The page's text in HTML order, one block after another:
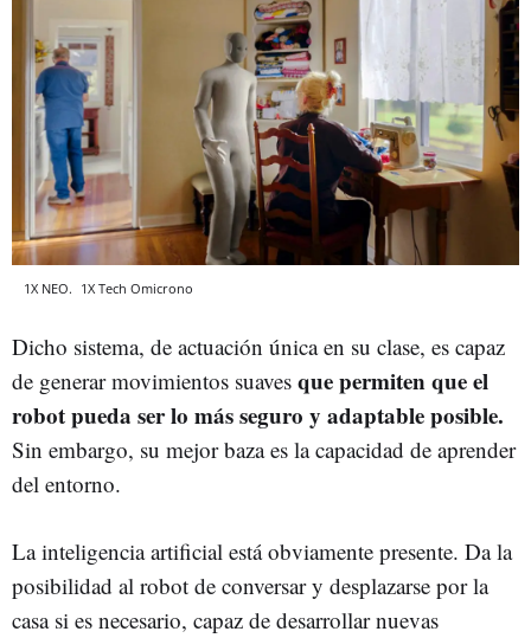
1X NEO. 1X Tech Omicrono
Dicho sistema, de actuación única en su clase, es capaz
de generar movimientos suaves que permiten que el
robot pueda ser lo más seguro y adaptable posible.
Sin embargo, su mejor baza es la capacidad de aprender
del entorno.
La inteligencia artificial está obviamente presente. Da la
posibilidad al robot de conversar y desplazarse por la
casa si es necesario, capaz de desarrollar nuevas